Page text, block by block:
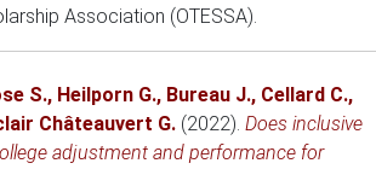
Association (OTESSA).
S., Heilporn G., Bureau J., Cellard C.,
Châteauvert G. (2022). Does inclusive
adjustment and performance for